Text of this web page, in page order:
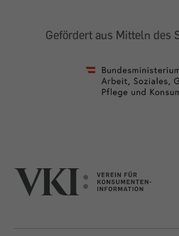
Gefördert aus Mitteln des